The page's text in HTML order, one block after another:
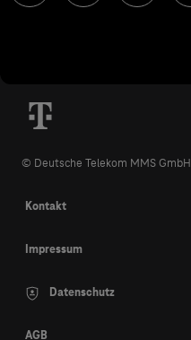
© Deutsche Telekom MMS GmbH
Kontakt
Impressum
Datenschutz
AGB